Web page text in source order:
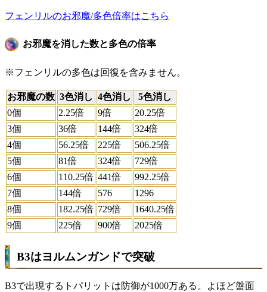
フェンリルのお邪魔/多色倍率はこちら
お邪魔を消した数と多色の倍率
※フェンリルの多色は回復を含みません。
お邪魔の数 3色消し 4色消し
5色消し
0個
2.25倍 9倍
20.25倍
3個
36倍 144倍
324倍
4個
56.25倍 225倍
506.25倍
5個
81倍 324倍
729倍
6個
110.25倍 441倍
992.25倍
7個
144倍 576
1296
8個
182.25倍 729倍
1640.25倍
9個
225倍 900倍 2025倍
B3はヨルムンガンドで突破
B3で出現するトパリットは防御が1000万ある。よほど盤面